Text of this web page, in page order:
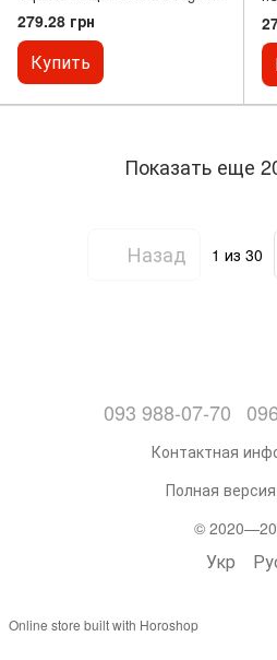
Line, Hendi
279.28 грн
Купить
Показать еще
Назад 1 из 30
093 988-07-70
Контактная
Полная
©
Укр
Online store built with Horoshop